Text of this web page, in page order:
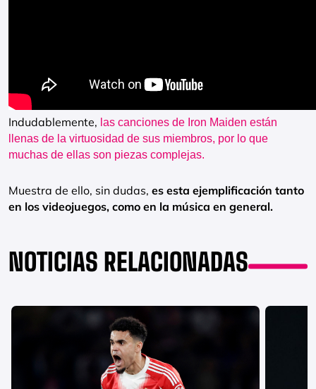
Indudablemente, las canciones de Iron Maiden están
llenas de la virtuosidad de sus miembros, por lo que
muchas de ellas son piezas complejas.
Muestra de ello, sin dudas, es esta ejemplificación tanto
en los videojuegos, como en la música en general.
NOTICIAS RELACIONADAS